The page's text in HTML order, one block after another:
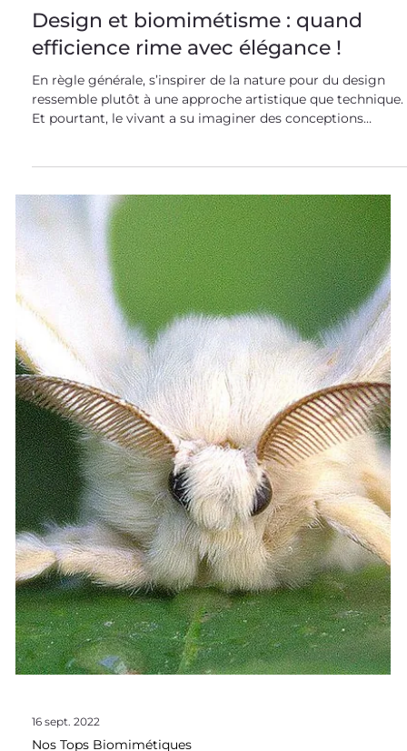
Biomimétisme dans tous ses états
Design et biomimétisme : quand
efficience rime avec élégance !
En règle générale, s’inspirer de la nature pour du design
ressemble plutôt à une approche artistique que technique.
pleines formes ! Le design biomimétique : une
combinaison structure-fonction épatante Nous avons
l’habitude de dire que le biomimétisme consiste à
s’inspirer du savoir-faire du vivant , développé à